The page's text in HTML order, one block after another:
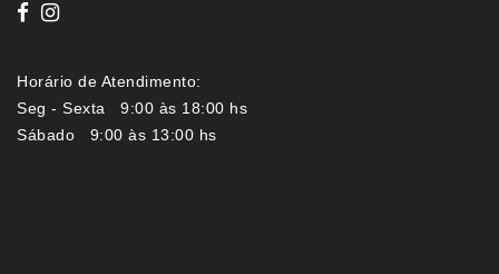
Horário de Atendimento:
Seg - Sexta 9:00 às 18:00 hs
Sábado 9:00 às 13:00 hs